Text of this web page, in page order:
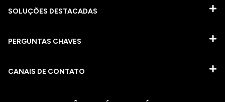
SOLUÇÕES DESTACADAS
PERGUNTAS CHAVES​
CANAIS DE CONTATO